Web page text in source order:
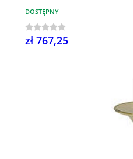
DOSTĘPNY
zł 767,25